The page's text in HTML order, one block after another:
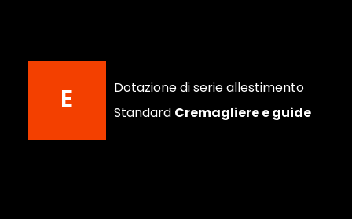
E
Dotazione di serie allestimento
Standard Cremagliere e guide